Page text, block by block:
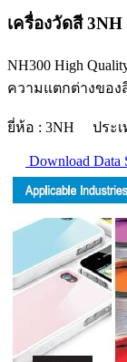
เครื่องวัดสี
NH300 High
ความแตกต่างของ
ยี่ห้อ : 3NH ประเ
Download Data